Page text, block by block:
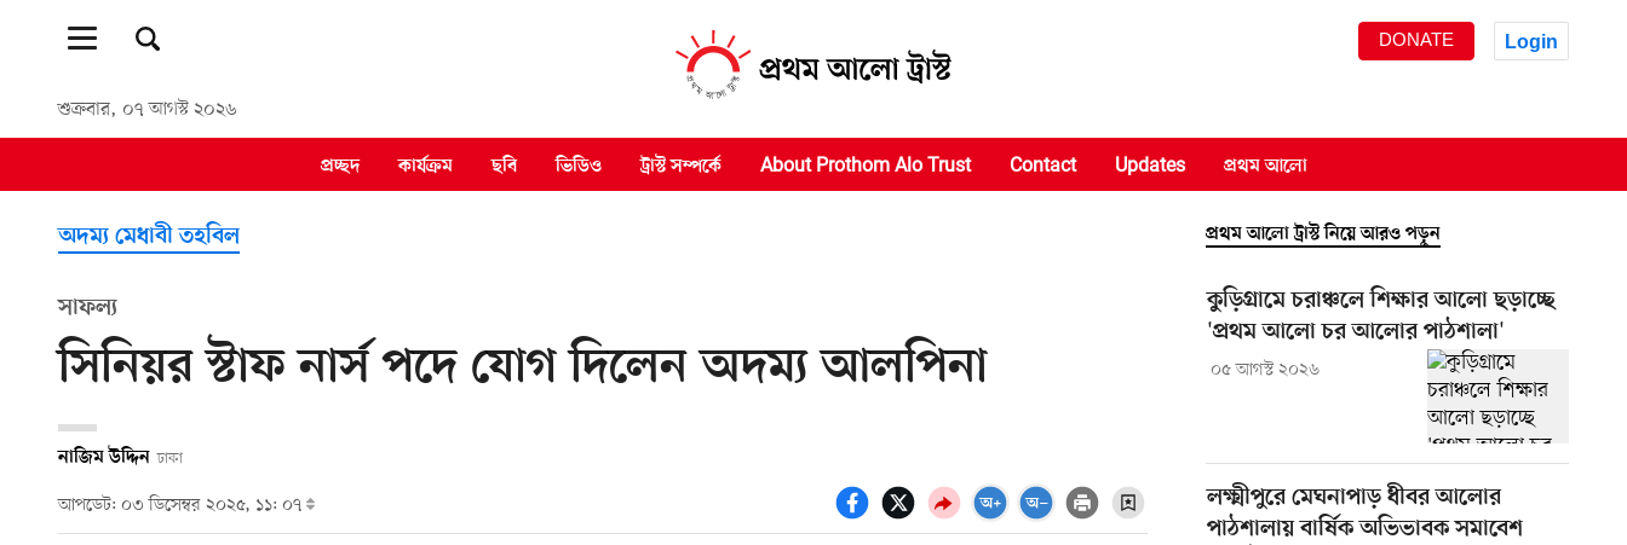
শুক্রবার, ০৭ আগস্ট ২০২৬
DONATE Login
প্রচ্ছদ কার্যক্রম ছবি ভিডিও ট্রাস্ট সম্পর্কে About Prothom Alo Trust Contact Updates প্রথম আলো
অদম্য মেধাবী তহবিল
সাফল্য
সিনিয়র স্টাফ নার্স পদে যোগ দিলেন অদম্য আলপিনা
নাজিম উদ্দিন ঢাকা
আপডেট: ০৩ ডিসেম্বর ২০২৫, ১১: ০৭
প্রথম আলো ট্রাস্ট নিয়ে আরও পড়ুন
কুড়িগ্রামে চরাঞ্চলে শিক্ষার আলো ছড়াচ্ছে
'প্রথম আলো চর আলোর পাঠশালা'
০৫ আগস্ট ২০২৬
লক্ষ্মীপুরে মেঘনাপাড় ধীবর আলোর
পাঠশালায় বার্ষিক অভিভাবক সমাবেশ